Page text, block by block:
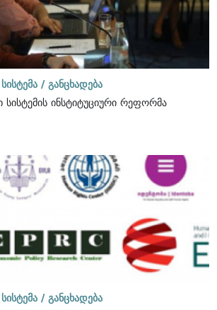
/ განცხადება
სისტემის ინსტიტუციური რეფორმა
/ განცხადება